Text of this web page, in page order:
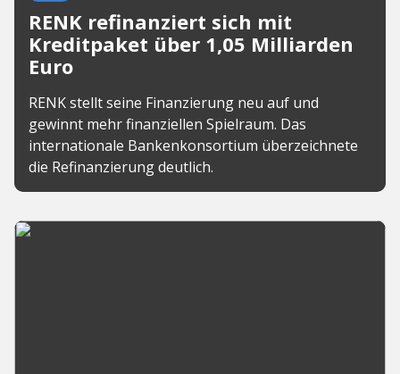
RENK refinanziert sich mit
Kreditpaket über 1,05 Milliarden
Euro
RENK stellt seine Finanzierung neu auf und
gewinnt mehr finanziellen Spielraum. Das
internationale Bankenkonsortium überzeichnete
die Refinanzierung deutlich.